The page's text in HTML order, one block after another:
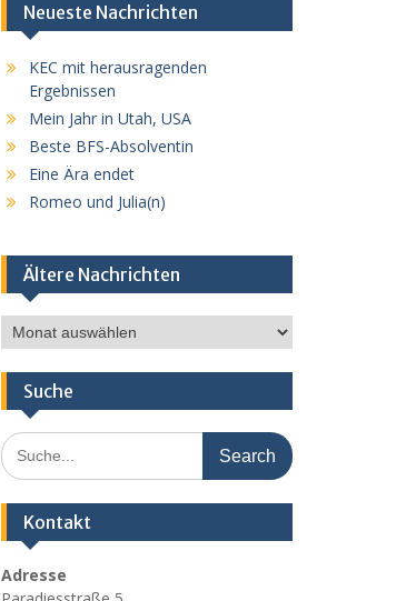
Neueste Nachrichten
KEC mit herausragenden
Ergebnissen
Mein Jahr in Utah, USA
Beste BFS-Absolventin
Eine Ära endet
Romeo und Julia(n)
Ältere Nachrichten
Ältere
Nachrichten
Suche
Search
for:
Kontakt
Adresse